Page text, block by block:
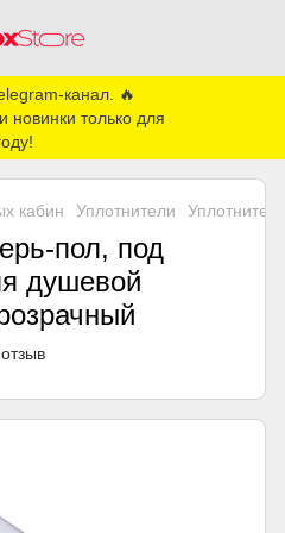
канал. 🔥
новинки только для
кабин Уплотнители
пол, под
душевой